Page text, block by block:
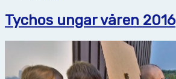
Tychos ungar våren 2016